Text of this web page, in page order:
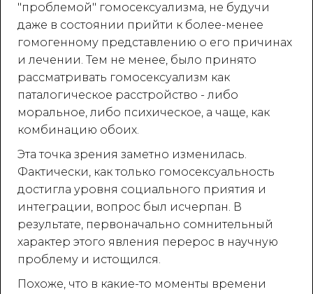
"проблемой" гомосексуализма, не будучи
даже в состоянии прийти к более-менее
гомогенному представлению о его причинах
и лечении. Тем не менее, было принято
рассматривать гомосексуализм как
паталогическое расстройство - либо
моральное, либо психическое, а чаще, как
комбинацию обоих.
Эта точка зрения заметно изменилась.
Фактически, как только гомосексуальность
достигла уровня социального приятия и
интеграции, вопрос был исчерпан. В
результате, первоначально сомнительный
характер этого явления перерос в научную
проблему и истощился.
Похоже, что в какие-то моменты времени